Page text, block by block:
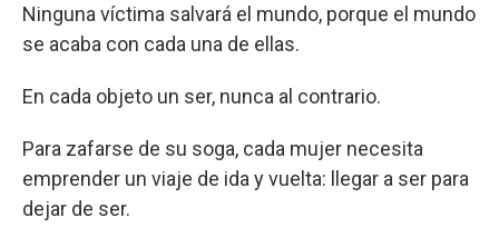
Ninguna víctima salvará el mundo, porque el mundo
se acaba con cada una de ellas.
En cada objeto un ser, nunca al contrario.
Para zafarse de su soga, cada mujer necesita
emprender un viaje de ida y vuelta: llegar a ser para
dejar de ser.